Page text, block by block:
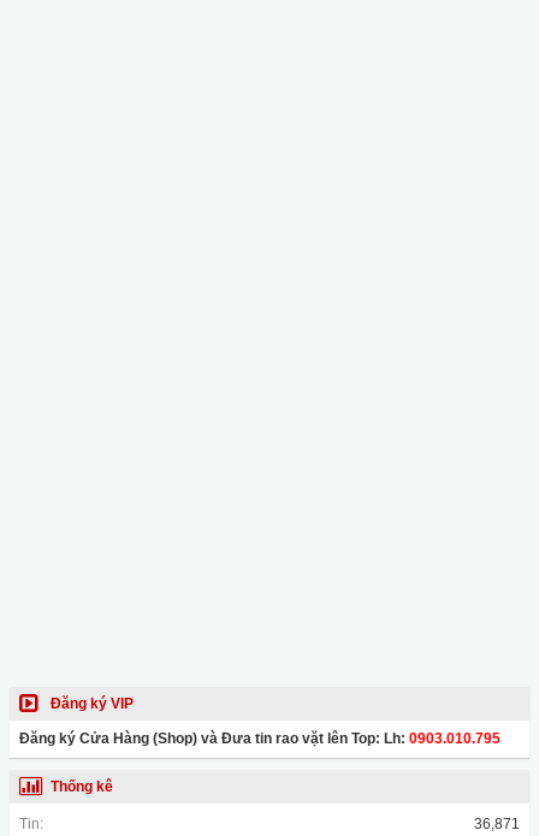
Đăng ký VIP
Đăng ký Cửa Hàng (Shop) và Đưa tin rao vặt lên Top: Lh: 0903.010.795
Thống kê
Tin:
36,871